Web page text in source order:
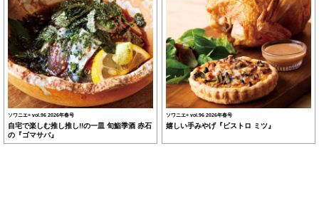
ソワニエ+ vol.96 2026年春号
自宅で楽しむ推し推し!!の一皿 旬鮨季酒 赤石
の『ゴマサバ』
ソワニエ+ vol.96 2026年春号
嬉しい手みやげ『ビストロ ミツ』